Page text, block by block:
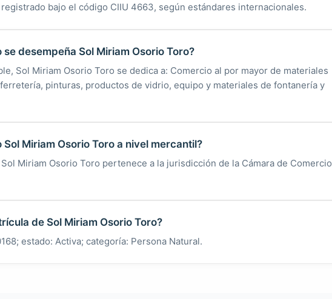
bajo el código CIIU 4663, según estándares internacionales.
desempeña Sol Miriam Osorio Toro?
Sol Miriam Osorio Toro se dedica a: Comercio al por mayor de materiales
pinturas, productos de vidrio, equipo y materiales de fontanería y
Miriam Osorio Toro a nivel mercantil?
Miriam Osorio Toro pertenece a la jurisdicción de la Cámara de Comercio
de Sol Miriam Osorio Toro?
estado: Activa; categoría: Persona Natural.